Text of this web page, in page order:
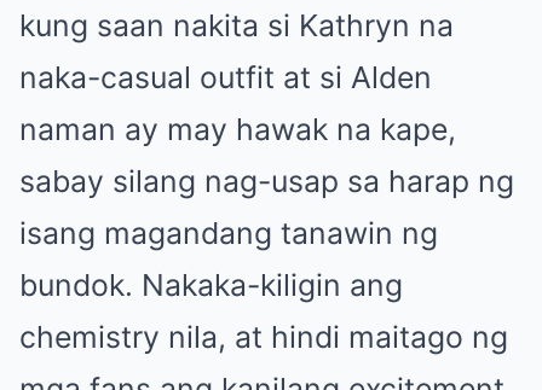
kung saan nakita si Kathryn na
naka-casual outfit at si Alden
naman ay may hawak na kape,
sabay silang nag-usap sa harap ng
isang magandang tanawin ng
bundok. Nakaka-kiligin ang
chemistry nila, at hindi maitago ng